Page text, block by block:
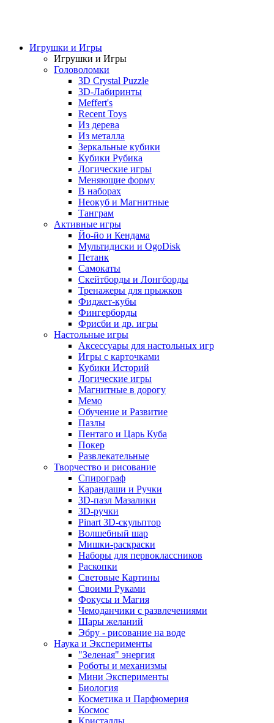
Игрушки и Игры
Игрушки и Игры
Головоломки
3D Crystal Puzzle
3D-Лабиринты
Meffert's
Recent Toys
Из дерева
Из металла
Зеркальные кубики
Кубики Рубика
Логические игры
Меняющие форму
В наборах
Неокуб и Магнитные
Танграм
Активные игры
Йо-йо и Кендама
Мультидиски и OgoDisk
Петанк
Самокаты
Скейтборды и Лонгборды
Тренажеры для прыжков
Фиджет-кубы
Фингерборды
Фрисби и др. игры
Настольные игры
Аксессуары для настольных игр
Игры с карточками
Кубики Историй
Логические игры
Магнитные в дорогу
Мемо
Обучение и Развитие
Пазлы
Пентаго и Царь Куба
Покер
Развлекательные
Творчество и рисование
Спирограф
Карандаши и Ручки
3D-пазл Мазалики
3D-ручки
Pinart 3D-скульптор
Волшебный шар
Мишки-раскраски
Наборы для первоклассников
Раскопки
Световые Картины
Своими Руками
Фокусы и Магия
Чемоданчики с развлечениями
Шары желаний
Эбру - рисование на воде
Наука и Эксперименты
"Зеленая" энергия
Роботы и механизмы
Мини Эксперименты
Биология
Косметика и Парфюмерия
Космос
Кристаллы